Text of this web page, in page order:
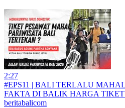
2:27
#EPS11 | BALI TERLALU
FAKTA DI BALIK HARGA TIKET
beritabalicom